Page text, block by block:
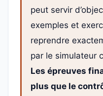
peut servir
exemples et
reprendre
par le simulateur
Les épreuves
plus que le